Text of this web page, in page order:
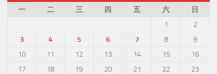
一
二 三 四 五 六
日
1
2
3
4 5 6 7 8
9
10
11 12 13 14 15
16
17
18 19 20 21 22
23